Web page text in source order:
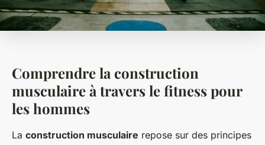
Comprendre la construction
musculaire à travers le fitness pour
les hommes
La construction musculaire repose sur des principes